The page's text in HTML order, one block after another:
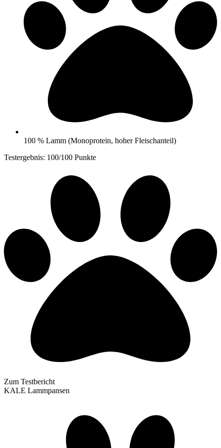
100 % Lamm (Monoprotein, hoher Fleischanteil)
Testergebnis: 100/100 Punkte
Zum Testbericht
KALE Lammpansen